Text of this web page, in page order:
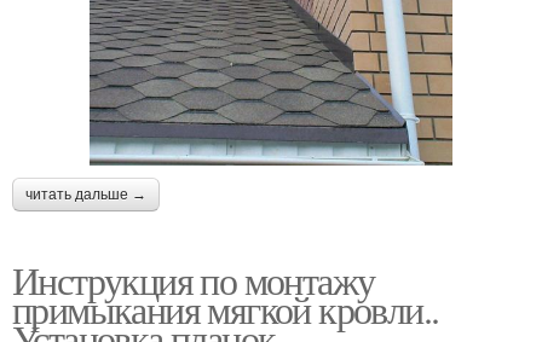
читать дальше →
Инструкция по монтажу
примыкания мягкой кровли..